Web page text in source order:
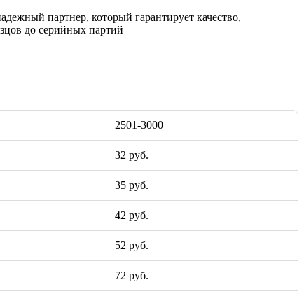
партнер, который гарантирует качество,
до серийных партий
2501-3000
32 руб.
35 руб.
42 руб.
52 руб.
72 руб.